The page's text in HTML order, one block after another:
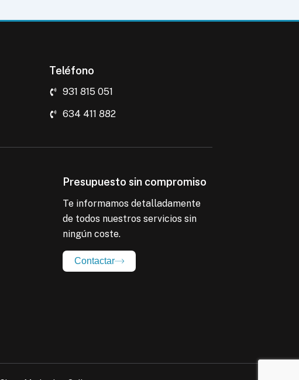
Teléfono
931 815 051
634 411 882
Presupuesto sin compromiso
Te informamos detalladamente
de todos nuestros servicios sin
ningún coste.
Contactar